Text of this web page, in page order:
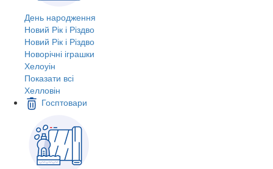
День народження
Новий Рік і Різдво
Новий Рік і Різдво
Новорічні іграшки
Хелоуін
Показати всі
Хелловін
Госптовари